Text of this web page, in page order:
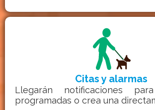
Citas y alarmas
Llegarán notificaciones
programadas o crea una